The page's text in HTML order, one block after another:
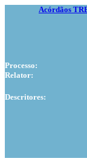
Acórdãos
Processo:
Relator:
Descritores: